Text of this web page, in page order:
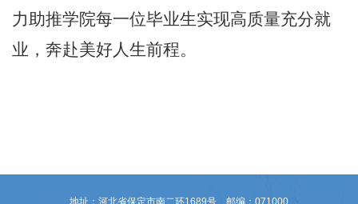
力助推学院每一位毕业生实现高质量充分就
业，奔赴美好人生前程。